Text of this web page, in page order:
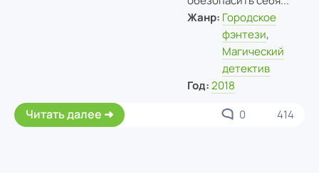
Жанр: Городское
фэнтези,
Магический
детектив
Год: 2018
Читать далее 0 414